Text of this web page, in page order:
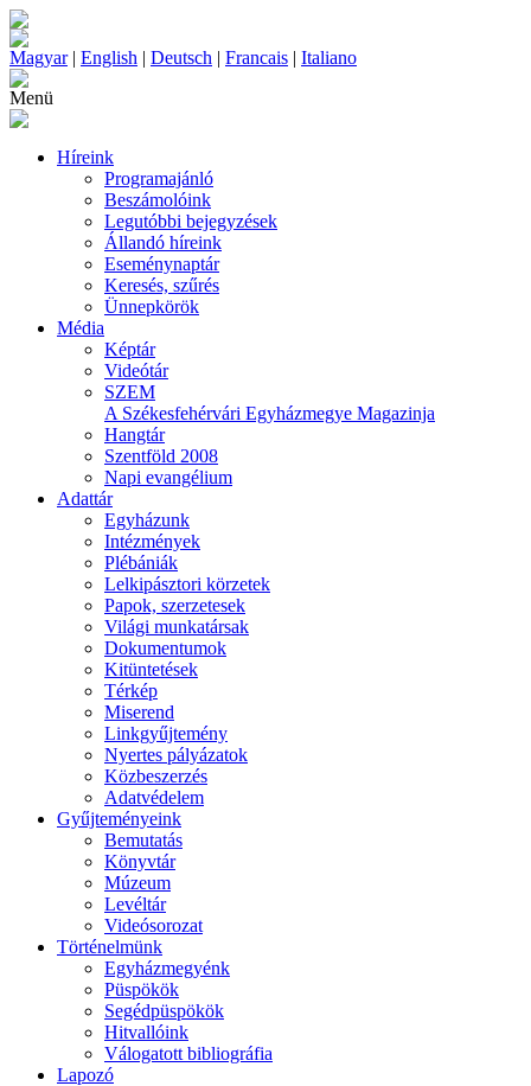
Magyar| English | Deutsch | Francais | Italiano
Menü
Híreink
Programajánló
Beszámolóink
Legutóbbi bejegyzések
Állandó híreink
Eseménynaptár
Keresés, szűrés
Ünnepkörök
Média
Képtár
Videótár
SZEM
A Székesfehérvári Egyházmegye Magazinja
Hangtár
Szentföld 2008
Napi evangélium
Adattár
Egyházunk
Intézmények
Plébániák
Lelkipásztori körzetek
Papok, szerzetesek
Világi munkatársak
Dokumentumok
Kitüntetések
Térkép
Miserend
Linkgyűjtemény
Nyertes pályázatok
Közbeszerzés
Adatvédelem
Gyűjteményeink
Bemutatás
Könyvtár
Múzeum
Levéltár
Videósorozat
Történelmünk
Egyházmegyénk
Püspökök
Segédpüspökök
Hitvallóink
Válogatott bibliográfia
Lapozó